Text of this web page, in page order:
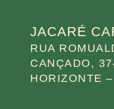
JACARÉ
RUA
CANÇADO,
HORIZONTE